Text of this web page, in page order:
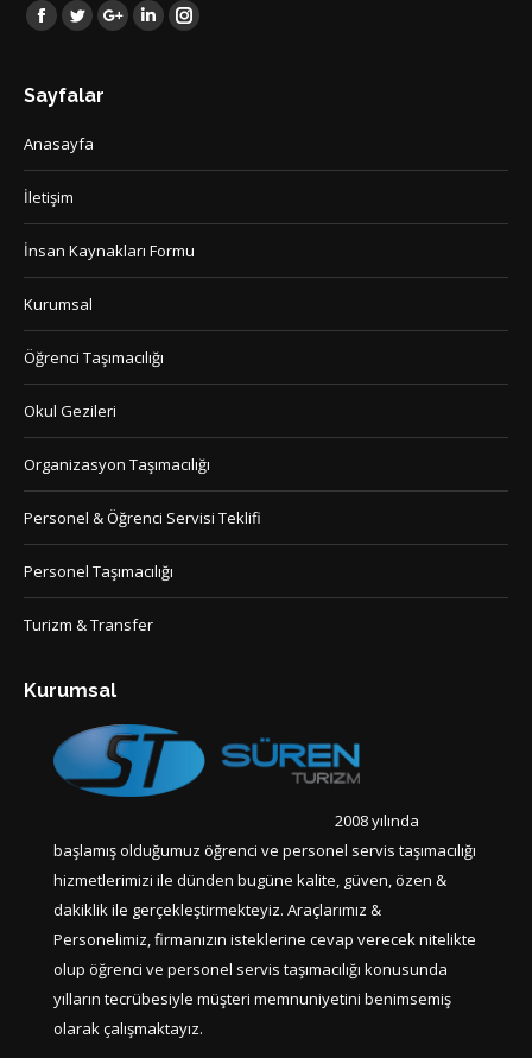
Find us on:
Facebook
TwitterGoogle+LinkedinInstagram
Sayfalar
Anasayfa
İletişim
İnsan Kaynakları Formu
Kurumsal
Öğrenci Taşımacılığı
Okul Gezileri
Organizasyon Taşımacılığı
Personel & Öğrenci Servisi Teklifi
Personel Taşımacılığı
Turizm & Transfer
Kurumsal
2008 yılında
başlamış olduğumuz öğrenci ve personel servis taşımacılığı
hizmetlerimizi ile dünden bugüne kalite, güven, özen &
dakiklik ile gerçekleştirmekteyiz. Araçlarımız &
Personelimiz, firmanızın isteklerine cevap verecek nitelikte
olup öğrenci ve personel servis taşımacılığı konusunda
yılların tecrübesiyle müşteri memnuniyetini benimsemiş
olarak çalışmaktayız.